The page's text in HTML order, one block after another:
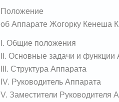
Положение
об Аппарате Жогорку Кенеша
I. Общие положения
II. Основные задачи и функции
III. Структура Аппарата
IV. Руководитель Аппарата
V. Заместители Руководителя